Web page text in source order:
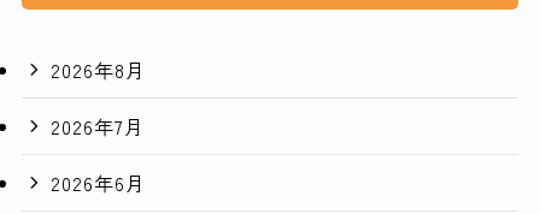
2026年8月
2026年7月
2026年6月